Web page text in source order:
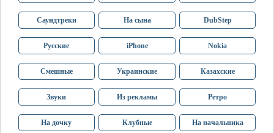
Саундтреки На сына DubStep
Русские iPhone Nokia
Смешные Украинские Казахские
Звуки Из рекламы Ретро
На дочку Клубные На начальника